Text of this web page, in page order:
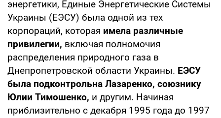
энергетики, Единые Энергетические Системы
Украины (ЕЭСУ) была одной из тех
корпораций, которая имела различные
привилегии, включая полномочия
распределения природного газа в
Днепропетровской области Украины. ЕЭСУ
была подконтрольна Лазаренко, союзнику
Юлии Тимошенко, и другим. Начиная
приблизительно с декабря 1995 года до 1997